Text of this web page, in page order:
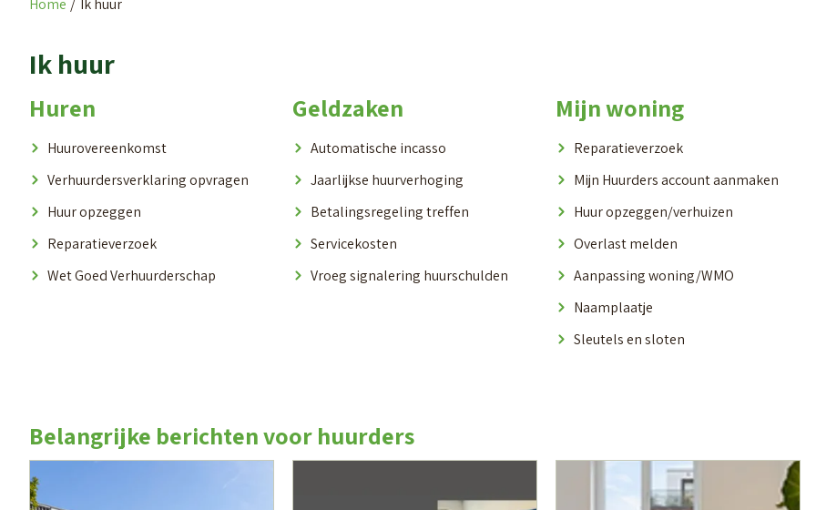
Home Ik huur
Ik huur
Huren
Huurovereenkomst
Verhuurdersverklaring opvragen
Huur opzeggen
Reparatieverzoek
Wet Goed Verhuurderschap
Geldzaken
Automatische incasso
Jaarlijkse huurverhoging
Betalingsregeling treffen
Servicekosten
Vroeg signalering huurschulden
Mijn woning
Reparatieverzoek
Mijn Huurders account aanmaken
Huur opzeggen/verhuizen
Overlast melden
Aanpassing woning/WMO
Naamplaatje
Sleutels en sloten
Belangrijke berichten voor huurders